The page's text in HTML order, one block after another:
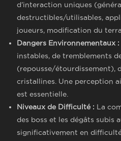
d’interaction uniques
destructibles/utilisables,
joueurs, modification du
Dangers Environnementaux :
instables, de tremblements
(repousse/étourdissement),
cristallines. Une perception
est essentielle.
Niveaux de Difficulté : La
des boss et les dégâts subis
significativement en